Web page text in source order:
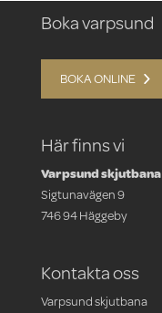
Boka varpsund
BOKA ONLINE
Här finns vi
Varpsund skjutbana
Sigtunavägen 9
746 94 Häggeby
Kontakta oss
Varpsund skjutbana